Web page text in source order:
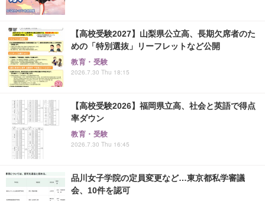
【高校受験2027】山梨県公立高、長期欠席者のた
めの「特別選抜」リーフレットなど公開
教育・受験
2026.7.30 Thu 18:15
【高校受験2026】福岡県立高、社会と英語で得点
率ダウン
教育・受験
2026.7.30 Thu 16:45
品川女子学院の定員変更など…東京都私学審議
会、10件を認可